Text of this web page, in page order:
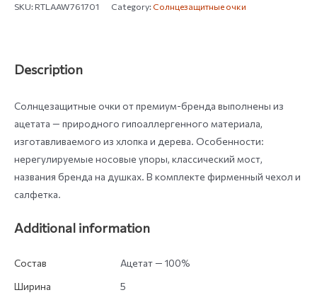
SKU:RTLAAW761701 Category:Солнцезащитные очки
Description
Солнцезащитные очки от премиум-бренда выполнены из
ацетата — природного гипоаллергенного материала,
изготавливаемого из хлопка и дерева. Особенности:
нерегулируемые носовые упоры, классический мост,
названия бренда на душках. В комплекте фирменный чехол и
салфетка.
Additional information
Состав
Ацетат — 100%
Ширина
5